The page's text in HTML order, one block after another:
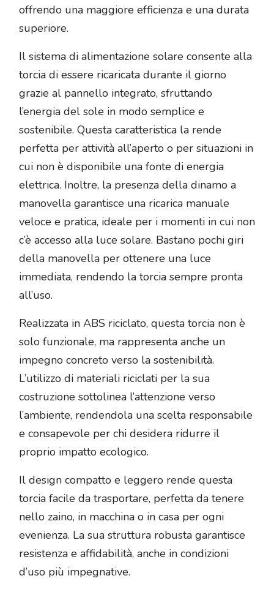
offrendo una maggiore efficienza e una durata
superiore.
Il sistema di alimentazione solare consente alla
torcia di essere ricaricata durante il giorno
grazie al pannello integrato, sfruttando
l’energia del sole in modo semplice e
sostenibile. Questa caratteristica la rende
perfetta per attività all’aperto o per situazioni in
cui non è disponibile una fonte di energia
elettrica. Inoltre, la presenza della dinamo a
manovella garantisce una ricarica manuale
veloce e pratica, ideale per i momenti in cui non
c’è accesso alla luce solare. Bastano pochi giri
della manovella per ottenere una luce
immediata, rendendo la torcia sempre pronta
all’uso.
Realizzata in ABS riciclato, questa torcia non è
solo funzionale, ma rappresenta anche un
impegno concreto verso la sostenibilità.
L’utilizzo di materiali riciclati per la sua
costruzione sottolinea l’attenzione verso
l’ambiente, rendendola una scelta responsabile
e consapevole per chi desidera ridurre il
proprio impatto ecologico.
Il design compatto e leggero rende questa
torcia facile da trasportare, perfetta da tenere
nello zaino, in macchina o in casa per ogni
evenienza. La sua struttura robusta garantisce
resistenza e affidabilità, anche in condizioni
d’uso più impegnative.